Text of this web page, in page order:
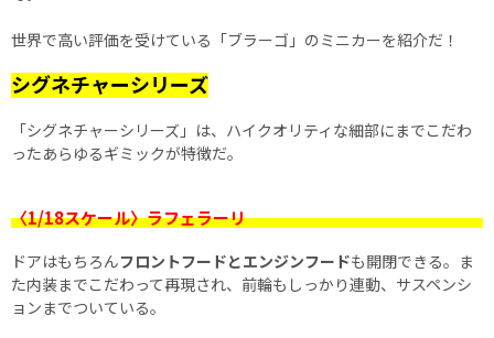
世界で高い評価を受けている「ブラーゴ」のミニカーを紹介だ！
シグネチャーシリーズ
「シグネチャーシリーズ」は、ハイクオリティな細部にまでこだわ
ったあらゆるギミックが特徴だ。
〈1/18スケール〉ラフェラーリ
ドアはもちろんフロントフードとエンジンフードも開閉できる。ま
た内装までこだわって再現され、前輪もしっかり連動、サスペンシ
ョンまでついている。